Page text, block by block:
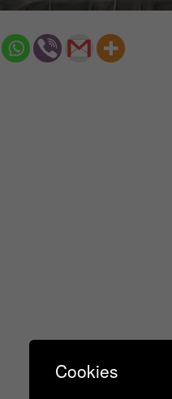
Cookies